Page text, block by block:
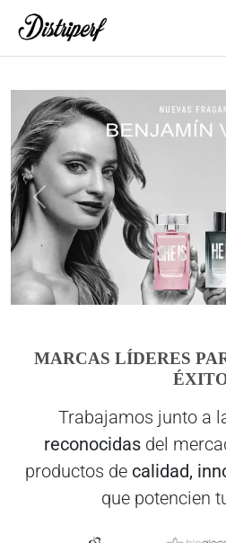
Anterior
MARCAS LÍDERES
Trabajamos junto a
reconocidas del
productos de calidad,
que potencien